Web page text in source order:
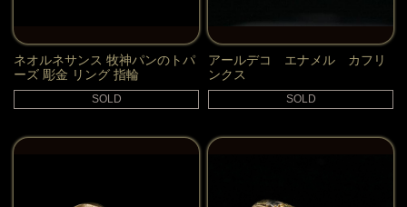
ネオルネサンス 牧神パンのトパ
ーズ 彫金 リング 指輪
SOLD
アールデコ エナメル カフリ
ンクス
SOLD